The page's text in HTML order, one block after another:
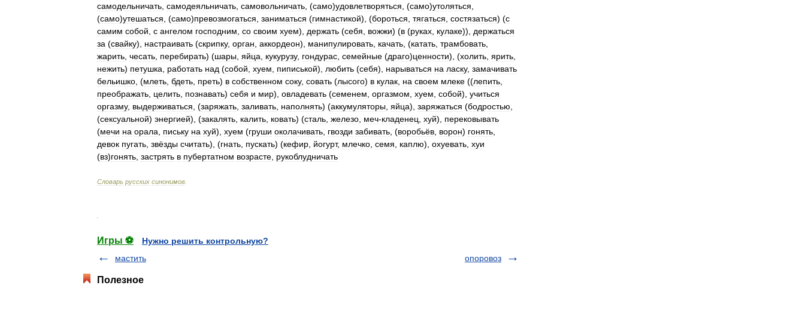
самодельничать самодеяльничать самовольничать , (само)удовлетворяться , (само)утоляться
(само)утешаться , (само)превозмогаться заниматься (гимнастикой), (бороться тягаться состязаться) (с
самим собой с ангелом господним со своим хуем), держать (себя вожжи) (в (руках кулаке)), держаться
за (свайку), настраивать (скрипку, орган аккордеон), манипулировать качать , (катать трамбовать
жарить чесать перебирать) (шары яйца кукурузу, гондурас семейные (драго)ценности), (холить ярить
нежить) петушка работать над (собой хуем пиписькой), любить (себя), нарываться на ласку, замачивать
бельишко , (млеть бдеть преть) в собственном соку, совать (лысого) в кулак на своем млеке ((лепить
преображать целить познавать) себя и мир), овладевать (семенем оргазмом хуем собой), учиться
оргазму, выдерживаться , (заряжать заливать наполнять) (аккумуляторы яйца), заряжаться (бодростью
(сексуальной) энергией), (закалять калить ковать) (сталь железо меч-кладенец хуй), перековывать
(мечи на орала письку на хуй), хуем (груши околачивать гвозди забивать , (воробьёв ворон) гонять
девок пугать звёзды считать), (гнать пускать) (кефир йогурт, млечко семя каплю), охуевать хуи
(вз)гонять застрять в пубертатном возрасте рукоблудничать
Словарь русских синонимов
Игры ⚽
Нужно решить контрольную?
мастить
опоровоз
Полезное